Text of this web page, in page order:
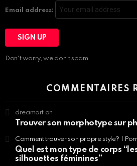
Email address:
Don't worry, we don't spam
COMMENTAIRES
dreamart on
Trouver son morphotype sur
Comment trouver son propre style? |
Quel est mon type de corps
silhouettes féminines”